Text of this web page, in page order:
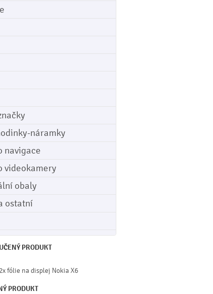
náramky
navigace
videokamery
obaly
ostatní
PRODUKT
2x fólie na displej Nokia X6
PRODUKT